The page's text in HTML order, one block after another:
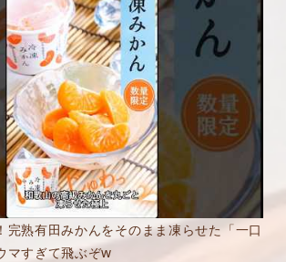
熟有田みかんをそのまま凍らせた「一口
マすぎて飛ぶぞw